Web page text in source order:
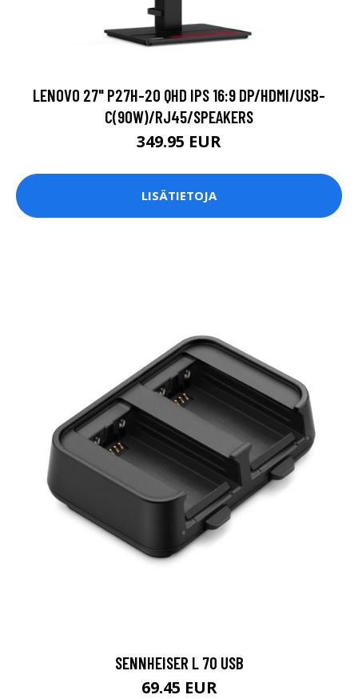
LENOVO 27" P27H-20 QHD IPS 16:9 DP/HDMI/USB-
C(90W)/RJ45/SPEAKERS
349.95 EUR
LISÄTIETOJA
SENNHEISER L 70 USB
69.45 EUR